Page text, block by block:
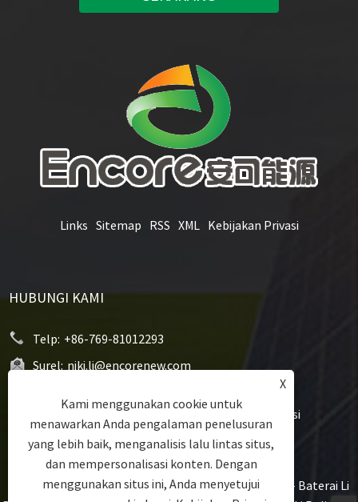
Links Sitemap RSS XML Kebijakan Privasi
HUBUNGI KAMI
Telp: +86-769-81012293
Surel: niki.li@encorenew.com
12# Jalan Industri Sanjiang, Komunitas
Hengquan, Kota Hengli, Kota Dongguan, Provinsi
Guangdong, Cina
Hak Cipta © 2022 Dongguan Encore Energy Co., Ltd. - Baterai Li
X
Kami menggunakan cookie untuk
menawarkan Anda pengalaman penelusuran
yang lebih baik, menganalisis lalu lintas situs,
dan mempersonalisasi konten. Dengan
menggunakan situs ini, Anda menyetujui